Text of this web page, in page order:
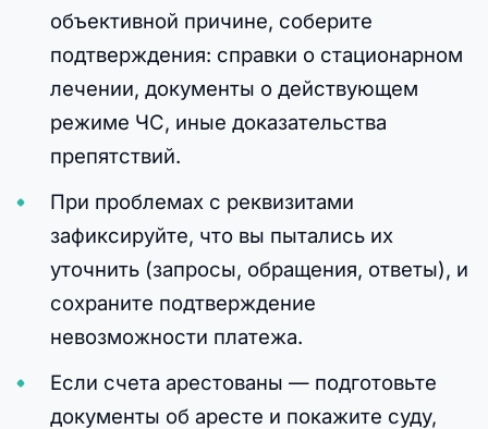
объективной причине, соберите
подтверждения: справки о стационарном
лечении, документы о действующем
режиме ЧС, иные доказательства
препятствий.
При проблемах с реквизитами
зафиксируйте, что вы пытались их
уточнить (запросы, обращения, ответы), и
сохраните подтверждение
невозможности платежа.
Если счета арестованы — подготовьте
документы об аресте и покажите суду,